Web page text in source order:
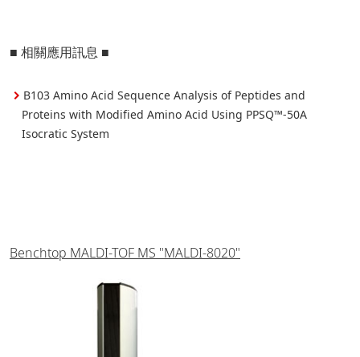
■ 相關應用訊息 ■
B103 Amino Acid Sequence Analysis of Peptides and
Proteins with Modified Amino Acid Using PPSQ™-50A
Isocratic System
Benchtop MALDI-TOF MS "MALDI-8020"